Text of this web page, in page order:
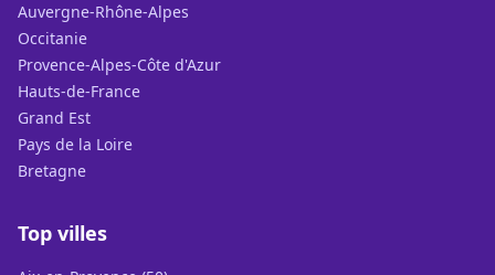
Auvergne-Rhône-Alpes
Occitanie
Provence-Alpes-Côte d'Azur
Hauts-de-France
Grand Est
Pays de la Loire
Bretagne
Top villes